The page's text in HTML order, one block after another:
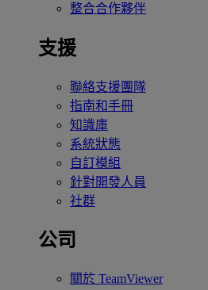
整合合作夥伴
支援
聯絡支援團隊
指南和手冊
知識庫
系統狀態
自訂模組
針對開發人員
社群
公司
關於 TeamViewer